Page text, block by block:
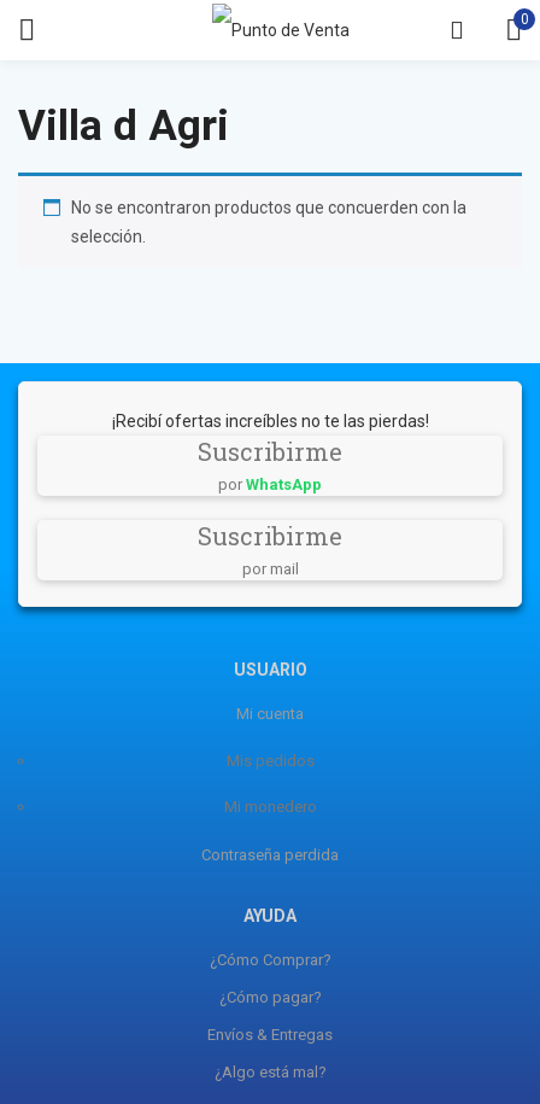
0
Villa d Agri
No se encontraron productos que concuerden con la
selección.
¡Recibí ofertas increíbles no te las pierdas!
Suscribirme
por WhatsApp
Suscribirme
por mail
USUARIO
Mi cuenta
Mis pedidos
Mi monedero
Contraseña perdida
AYUDA
¿Cómo Comprar?
¿Cómo pagar?
Envíos & Entregas
¿Algo está mal?